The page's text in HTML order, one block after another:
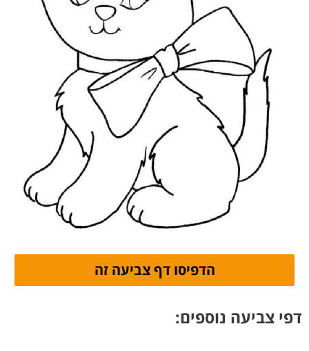
דפי צביעה נוספים: